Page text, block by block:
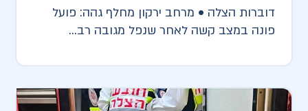
דוברות הצלה • מרחב ירקון מחלף גהה: פועל
פונה במצב קשה לאחר שנפל מגובה רב...